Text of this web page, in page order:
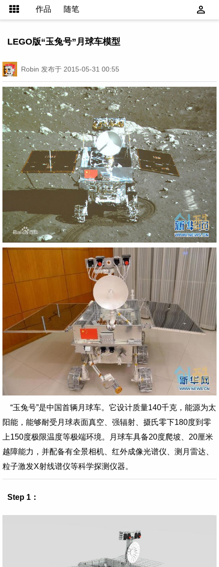
作品 随笔
LEGO版“玉兔号”月球车模型
Robin 发布于 2015-05-31 00:55
“玉兔号”是中国首辆月球车。它设计质量140千克，能源为太
阳能，能够耐受月球表面真空、强辐射、摄氏零下180度到零
上150度极限温度等极端环境。月球车具备20度爬坡、20厘米
越障能力，并配备有全景相机、红外成像光谱仪、测月雷达、
粒子激发X射线谱仪等科学探测仪器。
Step 1：